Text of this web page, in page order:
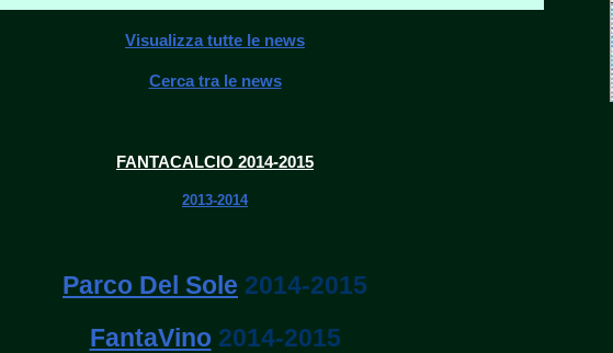
Visualizza tutte le news
Cerca tra le news
FANTACALCIO 2014-2015
2013-2014
Parco Del Sole 2014-2015
FantaVino2014-2015